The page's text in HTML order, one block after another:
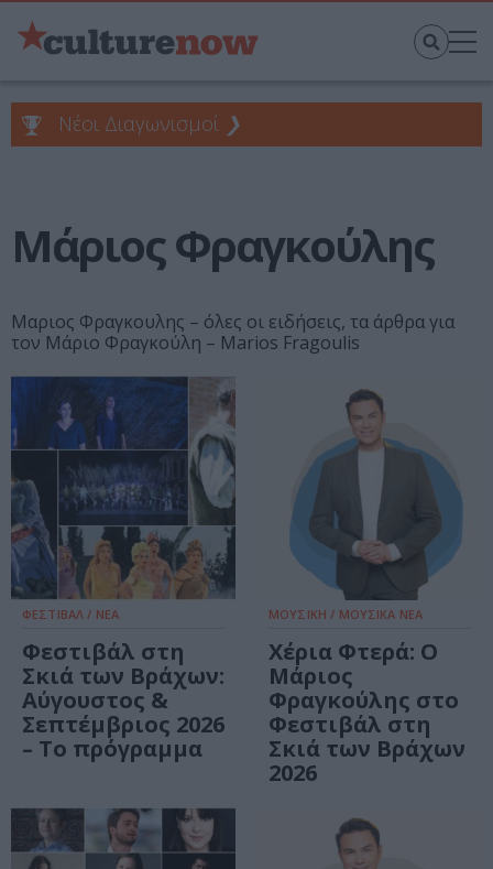
Νέοι Διαγωνισμοί ❯
Μάριος Φραγκούλης
Μαριος Φραγκουλης – όλες οι ειδήσεις, τα άρθρα για
τον Μάριο Φραγκούλη – Marios Fragoulis
ΦΕΣΤΙΒΑΛ / ΝΕΑ
Φεστιβάλ στη
Σκιά των Βράχων:
Αύγουστος &
Σεπτέμβριος 2026
– Το πρόγραμμα
ΜΟΥΣΙΚΗ / ΜΟΥΣΙΚΑ ΝΕΑ
Χέρια Φτερά: Ο
Μάριος
Φραγκούλης στο
Φεστιβάλ στη
Σκιά των Βράχων
2026